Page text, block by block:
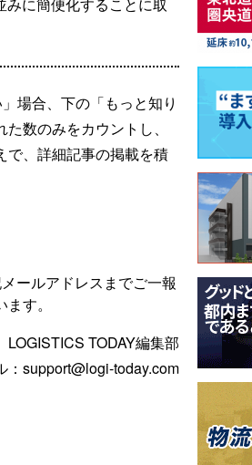
場合、下の「もっと知り
数のみをカウントし、
で、詳細記事の掲載を積
ールアドレスまでご一報
す。
LOGISTICS TODAY編集部
：support@logi-today.com